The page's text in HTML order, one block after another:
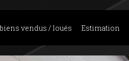
vendus / loués Estimation